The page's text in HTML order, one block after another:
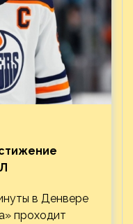
в Денвере
проходит